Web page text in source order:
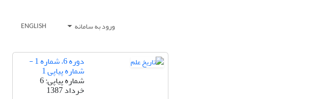
ورود به سامانه ENGLISH
دوره 6، شماره 1 -
شماره پیاپی 1
شماره پیاپی: 6
خرداد 1387